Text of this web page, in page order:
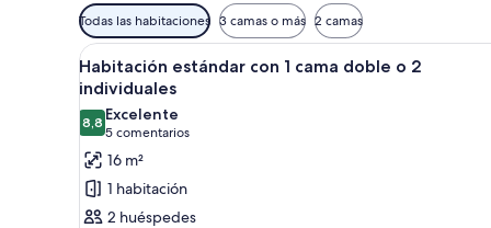
Filtros
disponibles
para
las
habitaciones
Todas las habitaciones 3 camas o más 2 camas
Abrir
todas
las
fotos
de
Habitación
estándar
Una cama doble con
7
Habitación estándar con 1 cama doble o 2
individuales
8,88,8 de 10
Excelente
5 comentarios
(5 comentarios)
16 m²
1 habitación
2 huéspedes